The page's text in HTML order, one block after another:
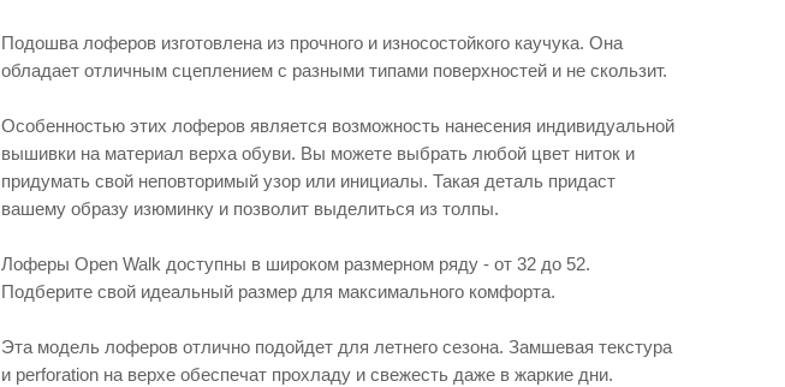
Подошва лоферов изготовлена из прочного и износостойкого каучука. Она
обладает отличным сцеплением с разными типами поверхностей и не скользит.
Особенностью этих лоферов является возможность нанесения индивидуальной
вышивки на материал верха обуви. Вы можете выбрать любой цвет ниток и
придумать свой неповторимый узор или инициалы. Такая деталь придаст
вашему образу изюминку и позволит выделиться из толпы.
Лоферы Open Walk доступны в широком размерном ряду - от 32 до 52.
Подберите свой идеальный размер для максимального комфорта.
Эта модель лоферов отлично подойдет для летнего сезона. Замшевая текстура
и perforation на верхе обеспечат прохладу и свежесть даже в жаркие дни.